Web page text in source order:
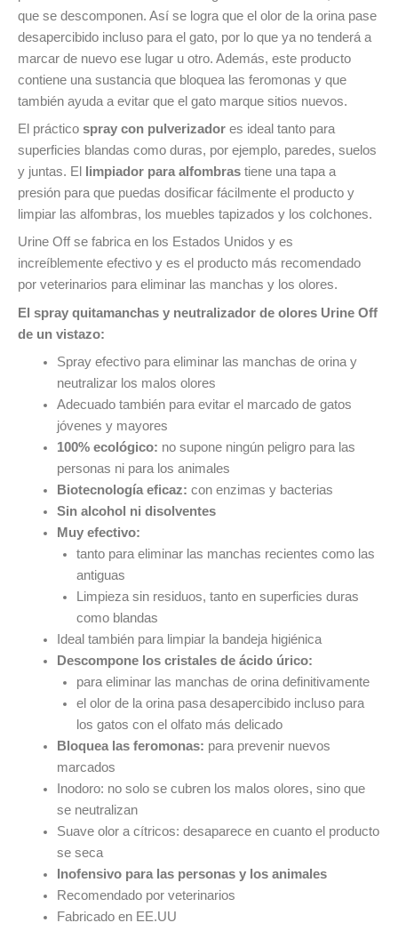
que se descomponen. Así se logra que el olor de la orina pase
desapercibido incluso para el gato, por lo que ya no tenderá a
marcar de nuevo ese lugar u otro. Además, este producto
contiene una sustancia que bloquea las feromonas y que
también ayuda a evitar que el gato marque sitios nuevos.
El práctico spray con pulverizador es ideal tanto para
superficies blandas como duras, por ejemplo, paredes, suelos
y juntas. El
limpiador para alfombras tiene una tapa a
presión para que puedas dosificar fácilmente el producto y
limpiar las alfombras, los muebles tapizados y los colchones.
Urine Off se fabrica en los Estados Unidos y es
increíblemente efectivo y es el producto más recomendado
por veterinarios para eliminar las manchas y los olores.
El spray quitamanchas y neutralizador de olores Urine Off
de un vistazo:
Spray efectivo para eliminar las manchas de orina y
neutralizar los malos olores
Adecuado también para evitar el marcado de gatos
jóvenes y mayores
100% ecológico: no supone ningún peligro para las
personas ni para los animales
Biotecnología eficaz: con enzimas y bacterias
Sin alcohol ni disolventes
Muy efectivo:
tanto para eliminar las manchas recientes como las
antiguas
Limpieza sin residuos, tanto en superficies duras
como blandas
Ideal también para limpiar la bandeja higiénica
Descompone los cristales de ácido úrico:
para eliminar las manchas de orina definitivamente
el olor de la orina pasa desapercibido incluso para
los gatos con el olfato más delicado
Bloquea las feromonas: para prevenir nuevos
marcados
Inodoro: no solo se cubren los malos olores, sino que
se neutralizan
Suave olor a cítricos: desaparece en cuanto el producto
se seca
Inofensivo para las personas y los animales
Recomendado por veterinarios
Fabricado en EE.UU